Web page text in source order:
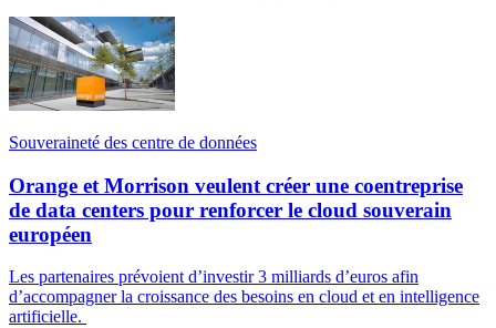
Souveraineté des centre de données
Orange et Morrison veulent créer une coentreprise
de data centers pour renforcer le cloud souverain
européen
Les partenaires prévoient d’investir 3 milliards d’euros afin
d’accompagner la croissance des besoins en cloud et en intelligence
artificielle.